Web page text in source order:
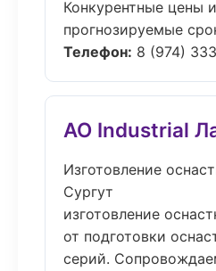
Конкурентные цены и
прогнозируемые
Телефон: 8 (974)
АО Industrial
Изготовление
Сургут
изготовление
от подготовки
серий.